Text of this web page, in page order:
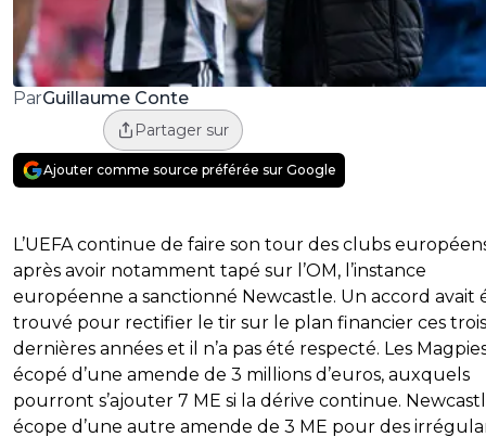
ParGuillaume Conte
Partager sur
Ajouter comme source préférée sur Google
L’UEFA continue de faire son tour des clubs
après avoir notamment tapé sur l’OM, l’instance
européenne a sanctionné Newcastle. Un accord avait
trouvé pour rectifier le tir sur le plan financier ces trois
dernières années et il n’a pas été respecté. Les
écopé d’une amende de 3 millions d’euros, auxquels
pourront s’ajouter 7 ME si la dérive continue.
écope d’une autre amende de 3 ME pour des